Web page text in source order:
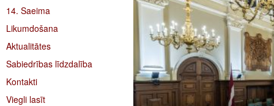
14. Saeima
Likumdošana
Aktualitātes
Sabiedrības līdzdalība
Kontakti
Viegli lasīt